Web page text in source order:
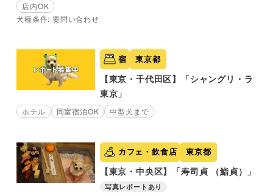
店内OK
犬種条件: 要問い合わせ
宿 東京都
【東京・千代田区】「シャングリ・ラ
東京」
ホテル 同室宿泊OK 中型犬まで
カフェ・飲食店 東京都
【東京・中央区】「寿司貞 （鮨貞）」
写真レポートあり